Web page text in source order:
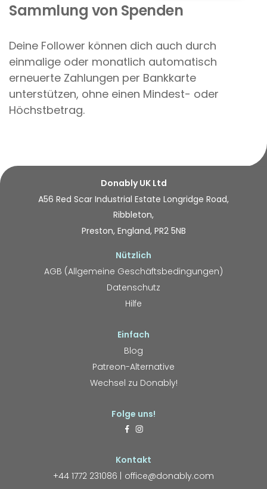
Sammlung von Spenden
Deine Follower können dich auch durch
einmalige oder monatlich automatisch
erneuerte Zahlungen per Bankkarte
unterstützen, ohne einen Mindest- oder
Höchstbetrag.
Donably UK Ltd
A56 Red Scar Industrial Estate Longridge Road,
Ribbleton,
Preston, England, PR2 5NB
Nützlich
AGB (Allgemeine Geschäftsbedingungen)
Datenschutz
Hilfe
Einfach
Blog
Patreon-Alternative
Wechsel zu Donably!
Folge uns!
Kontakt
+44 1772 231086
office@donably.com